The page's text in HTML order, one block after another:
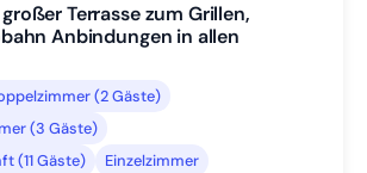
Terrasse zum Grillen,
Anbindungen in allen
(2 Gäste)
(3 Gäste)
(11 Gäste)
Einzelzimmer